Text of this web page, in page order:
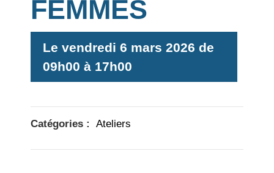
FEMMES
Le vendredi 6 mars 2026 de
09h00 à 17h00
Catégories : Ateliers